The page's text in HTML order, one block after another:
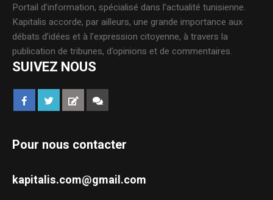
Portail d’information, spécialisé dans l’actualité tunisienne.
Kapitalis accorde, par ailleurs, une grande importance aux
débats d’idées et à l’expression citoyenne, à travers la
publication de tribunes, d’opinions et de commentaires.
SUIVEZ NOUS
Pour nous contacter
kapitalis.com@gmail.com